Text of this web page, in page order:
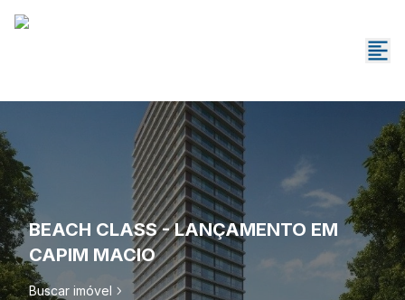
BEACH CLASS - LANÇAMENTO EM
CAPIM MACIO
Buscar imóvel